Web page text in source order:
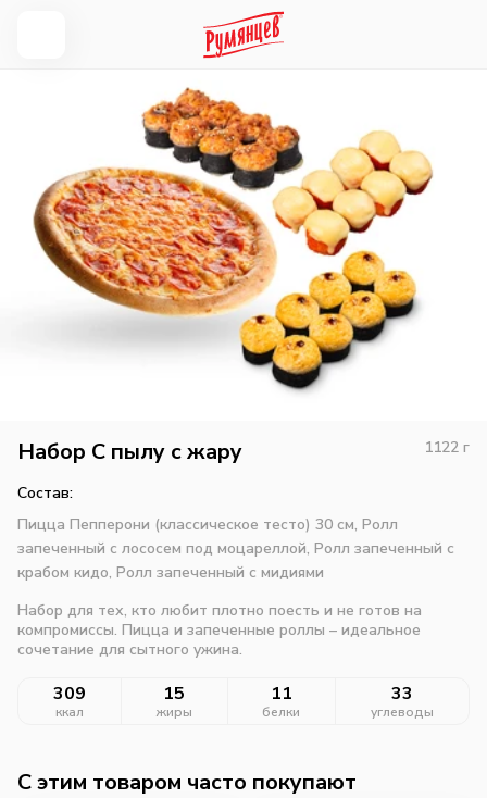
Набор С пылу с жару 1122 г
Состав:
Пицца Пепперони (классическое тесто) 30 см, Ролл
запеченный с лососем под моцареллой, Ролл запеченный с
крабом кидо, Ролл запеченный с мидиями
Набор для тех, кто любит плотно поесть и не готов на
компромиссы. Пицца и запеченные роллы – идеальное
сочетание для сытного ужина.
309
ккал
15
жиры
11
белки
33
углеводы
C этим товаром часто покупают